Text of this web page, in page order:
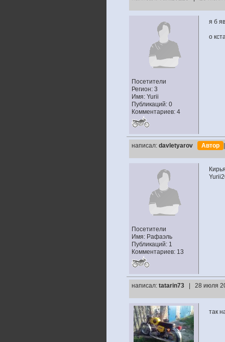
Посетители
Регион: 3
Имя: Yurii
Публикаций: 0
Комментариев: 4
я б
о
написал: davletyarov Автор
Посетители
Имя: Рафаэль
Публикаций: 1
Комментариев: 13
написал: tatarin73 | 28 июля
так